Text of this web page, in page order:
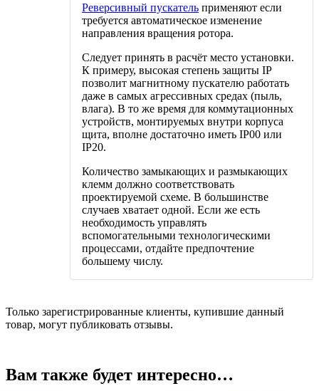
Реверсивный пускатель применяют если
требуется автоматическое изменение
направления вращения ротора.
Следует принять в расчёт место установки.
К примеру, высокая степень защиты IP
позволит магнитному пускателю работать
даже в самых агрессивных средах (пыль,
влага). В то же время для коммутационных
устройств, монтируемых внутри корпуса
щита, вполне достаточно иметь IP00 или
IP20.
Количество замыкающих и размыкающих
клемм должно соответствовать
проектируемой схеме. В большинстве
случаев хватает одной. Если же есть
необходимость управлять
вспомогательными технологическими
процессами, отдайте предпочтение
большему числу.
Только зарегистрированные клиенты, купившие данный
товар, могут публиковать отзывы.
Вам также будет интересно…